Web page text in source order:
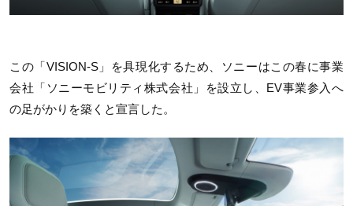
この「VISION-S」を具現化するため、ソニーはこの春に事業
会社「ソニーモビリティ株式会社」を設立し、EV事業参入へ
の足がかりを築くと宣言した。